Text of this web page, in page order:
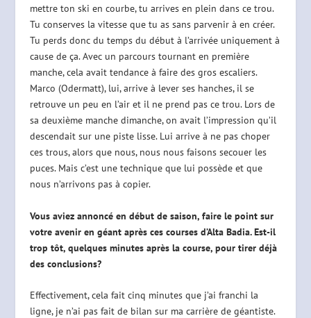
mettre ton ski en courbe, tu arrives en plein dans ce trou.
Tu conserves la vitesse que tu as sans parvenir à en créer.
Tu perds donc du temps du début à l’arrivée uniquement à
cause de ça. Avec un parcours tournant en première
manche, cela avait tendance à faire des gros escaliers.
Marco (Odermatt), lui, arrive à lever ses hanches, il se
retrouve un peu en l’air et il ne prend pas ce trou. Lors de
sa deuxième manche dimanche, on avait l’impression qu’il
descendait sur une piste lisse. Lui arrive à ne pas choper
ces trous, alors que nous, nous nous faisons secouer les
puces. Mais c’est une technique que lui possède et que
nous n’arrivons pas à copier.
Vous aviez annoncé en début de saison, faire le point sur
votre avenir en géant après ces courses d’Alta Badia. Est-il
trop tôt, quelques minutes après la course, pour tirer déjà
des conclusions?
Effectivement, cela fait cinq minutes que j’ai franchi la
ligne, je n’ai pas fait de bilan sur ma carrière de géantiste.